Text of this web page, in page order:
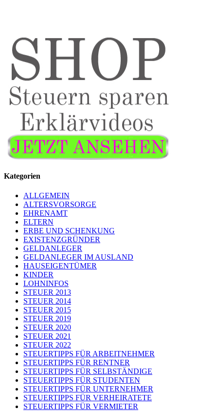
Kategorien
ALLGEMEIN
ALTERSVORSORGE
EHRENAMT
ELTERN
ERBE UND SCHENKUNG
EXISTENZGRÜNDER
GELDANLEGER
GELDANLEGER IM AUSLAND
HAUSEIGENTÜMER
KINDER
LOHNINFOS
STEUER 2013
STEUER 2014
STEUER 2015
STEUER 2019
STEUER 2020
STEUER 2021
STEUER 2022
STEUERTIPPS FÜR ARBEITNEHMER
STEUERTIPPS FÜR RENTNER
STEUERTIPPS FÜR SELBSTÄNDIGE
STEUERTIPPS FÜR STUDENTEN
STEUERTIPPS FÜR UNTERNEHMER
STEUERTIPPS FÜR VERHEIRATETE
STEUERTIPPS FÜR VERMIETER